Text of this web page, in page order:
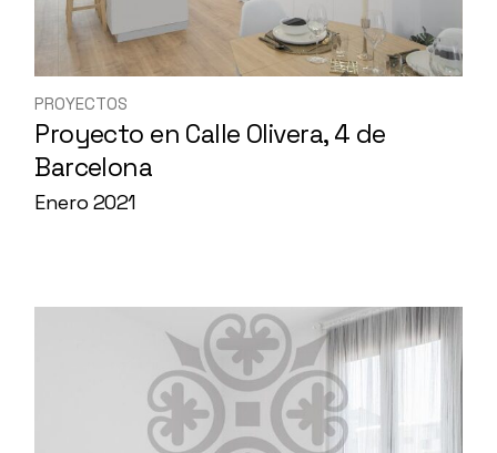
PROYECTOS
Proyecto en Calle Olivera, 4 de
Barcelona
Enero 2021